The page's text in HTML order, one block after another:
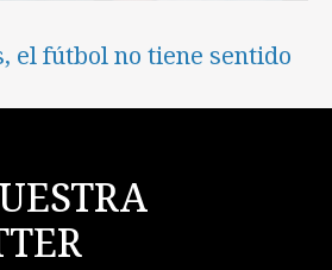
el fútbol no tiene sentido